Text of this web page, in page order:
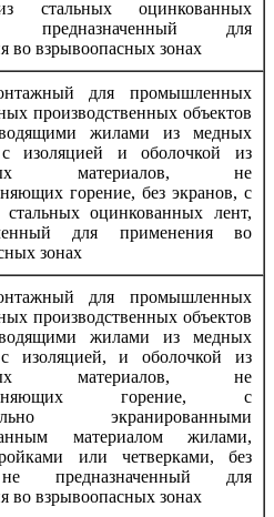
стальных оцинкованных
предназначенный для
во взрывоопасных зонах
для промышленных
производственных объектов
жилами из медных
изоляцией и оболочкой из
материалов, не
горение, без экранов, с
оцинкованных лент,
для применения во
зонах
для промышленных
производственных объектов
жилами из медных
изоляцией, и оболочкой из
материалов, не
горение, с
экранированными
материалом жилами,
или четверками, без
предназначенный для
во взрывоопасных зонах